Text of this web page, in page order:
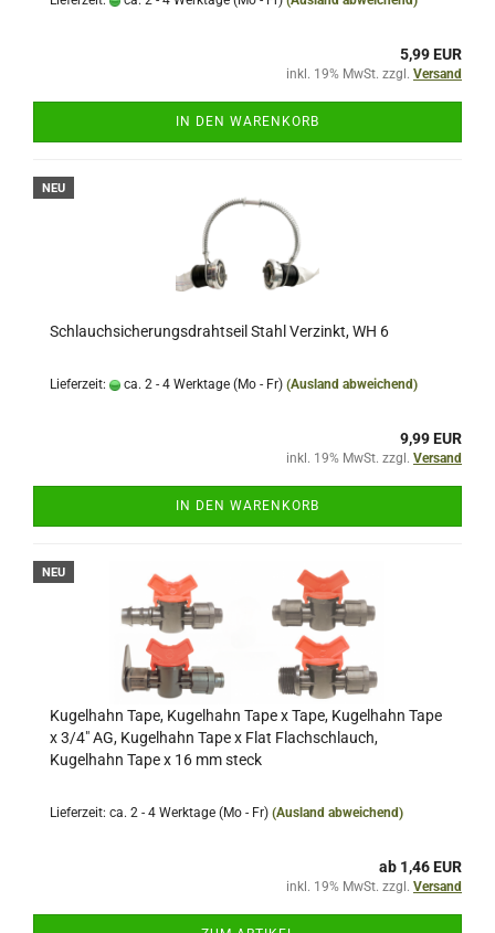
5,99 EUR
inkl. 19% MwSt. zzgl. Versand
IN DEN WARENKORB
NEU
Schlauchsicherungsdrahtseil Stahl Verzinkt, WH 6
Lieferzeit: ca. 2 - 4 Werktage (Mo - Fr) (Ausland abweichend)
9,99 EUR
inkl. 19% MwSt. zzgl. Versand
IN DEN WARENKORB
NEU
Kugelhahn Tape, Kugelhahn Tape x Tape, Kugelhahn Tape
x 3/4" AG, Kugelhahn Tape x Flat Flachschlauch,
Kugelhahn Tape x 16 mm steck
Lieferzeit: ca. 2 - 4 Werktage (Mo - Fr) (Ausland abweichend)
ab 1,46 EUR
inkl. 19% MwSt. zzgl. Versand